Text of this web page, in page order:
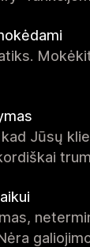
Jūsų